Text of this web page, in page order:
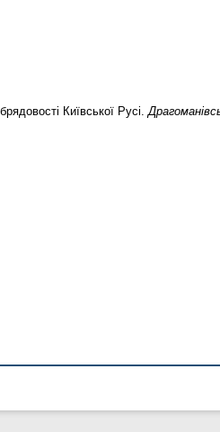
Київської Русі.